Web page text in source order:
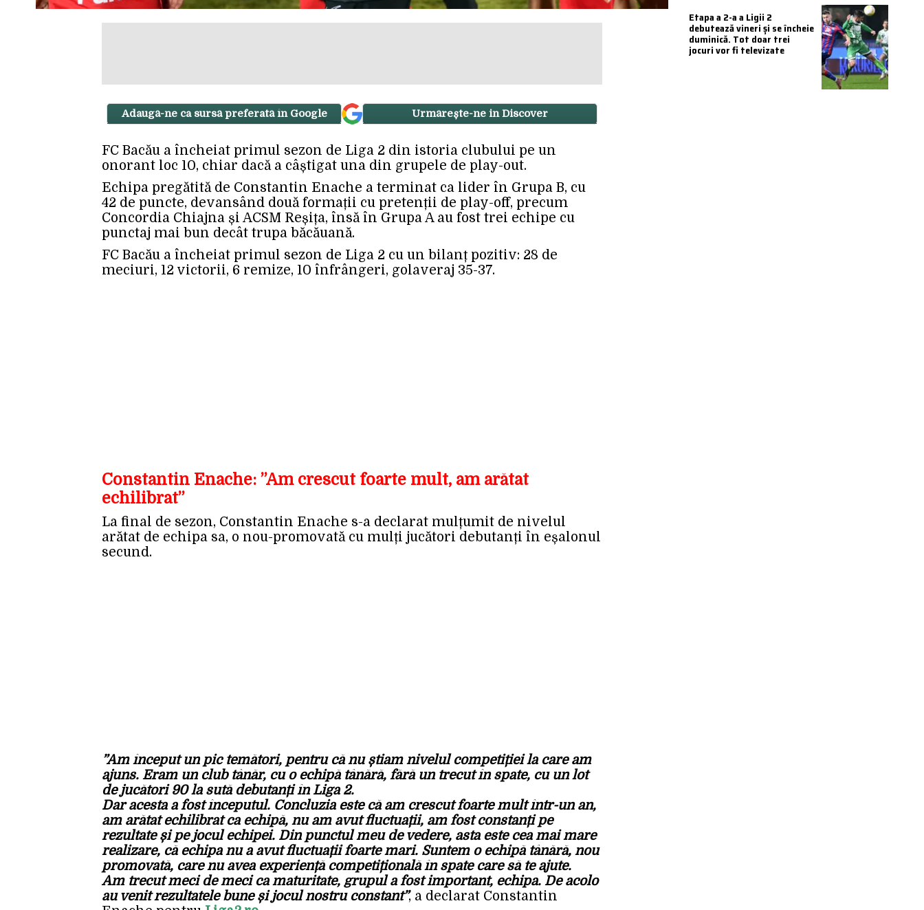
Adaugă-ne ca sursă preferată în Google Urmărește-ne in Discover
FC Bacău a încheiat primul sezon de Liga 2 din istoria clubului pe un
onorant loc 10, chiar dacă a câștigat una din grupele de play-out.
Echipa pregătită de Constantin Enache a terminat ca lider în Grupa B, cu
42 de puncte, devansând două formații cu pretenții de play-off, precum
Concordia Chiajna și ACSM Reșița, însă în Grupa A au fost trei echipe cu
punctaj mai bun decât trupa băcăuană.
FC Bacău a încheiat primul sezon de Liga 2 cu un bilanț pozitiv: 28 de
meciuri, 12 victorii, 6 remize, 10 înfrângeri, golaveraj 35-37.
Constantin Enache: ”Am crescut foarte mult, am arătat
echilibrat”
La final de sezon, Constantin Enache s-a declarat mulțumit de nivelul
arătat de echipa sa, o nou-promovată cu mulți jucători debutanți în eșalonul
secund.
”Am început un pic temători, pentru că nu știam nivelul competiției la care am
ajuns. Eram un club tânăr, cu o echipă tânără, fără un trecut în spate, cu un lot
de jucători 90 la sută debutanți în Liga 2.
Dar acesta a fost începutul. Concluzia este că am crescut foarte mult într-un an,
am arătat echilibrat ca echipă, nu am avut fluctuații, am fost constanți pe
rezultate și pe jocul echipei. Din punctul meu de vedere, asta este cea mai mare
realizare, că echipa nu a avut fluctuații foarte mari. Suntem o echipă tânără, nou
promovată, care nu avea experiență competițională în spate care să te ajute.
Am trecut meci de meci ca maturitate, grupul a fost important, echipa. De acolo
au venit rezultatele bune și jocul nostru constant”, a declarat Constantin
Etapa a 2-a a Ligii 2
debutează vineri și se încheie
duminică. Tot doar trei
jocuri vor fi televizate